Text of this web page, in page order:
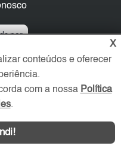
por
X
conteúdos e oferecer
com a nossa Política
.